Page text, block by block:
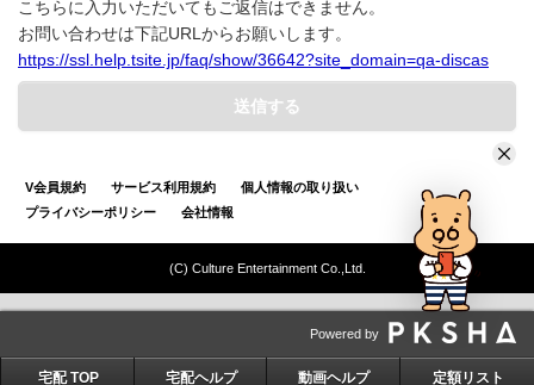
こちらに入力いただいてもご返信はできません。
お問い合わせは下記URLからお願いします。
https://ssl.help.tsite.jp/faq/show/36642?site_domain=qa-discas
送信する
V会員規約 サービス利用規約
個人情報の取り扱い
プライバシーポリシー
会社情報
(C) Culture Entertainment Co.,Ltd.
宅配 TOP 宅配ヘルプ 動画ヘルプ 定額リスト
Powered by